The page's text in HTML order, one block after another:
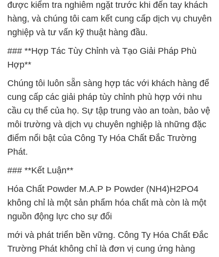
được kiểm tra nghiêm ngặt trước khi đến tay khách
hàng, và chúng tôi cam kết cung cấp dịch vụ chuyên
nghiệp và tư vấn kỹ thuật hàng đầu.
### **Hợp Tác Tùy Chỉnh và Tạo Giải Pháp Phù
Hợp**
Chúng tôi luôn sẵn sàng hợp tác với khách hàng để
cung cấp các giải pháp tùy chỉnh phù hợp với nhu
cầu cụ thể của họ. Sự tập trung vào an toàn, bảo vệ
môi trường và dịch vụ chuyên nghiệp là những đặc
điểm nổi bật của Công Ty Hóa Chất Đắc Trường
Phát.
### **Kết Luận**
Hóa Chất Powder M.A.P Þ Powder (NH4)H2PO4
không chỉ là một sản phẩm hóa chất mà còn là một
nguồn động lực cho sự đổi
mới và phát triển bền vững. Công Ty Hóa Chất Đắc
Trường Phát không chỉ là đơn vị cung ứng hàng